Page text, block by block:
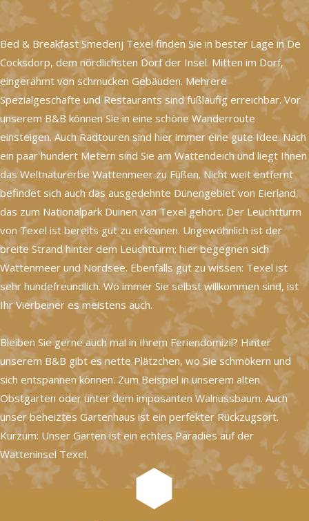
Bed & Breakfast Smederij Texel finden Sie in bester Lage in De
Cocksdorp, dem nördlichsten Dorf der Insel. Mitten im Dorf,
eingerahmt von schmucken Gebäuden. Mehrere
Spezialgeschäfte und Restaurants sind fußläufig erreichbar. Vor
unserem B&B können Sie in eine schöne Wanderroute
einsteigen. Auch Radtouren sind hier immer eine gute Idee. Nach
ein paar hundert Metern sind Sie am Wattendeich und liegt Ihnen
das Weltnaturerbe Wattenmeer zu Füßen. Nicht weit entfernt
befindet sich auch das ausgedehnte Dünengebiet von Eierland,
das zum Nationalpark Duinen van Texel gehört. Der Leuchtturm
von Texel ist bereits gut zu erkennen. Ungewöhnlich ist der
breite Strand hinter dem Leuchtturm; hier begegnen sich
Wattenmeer und Nordsee. Ebenfalls gut zu wissen: Texel ist
sehr hundefreundlich. Wo immer Sie selbst willkommen sind, ist
Ihr Vierbeiner es meistens auch.
Bleiben Sie gerne auch mal in Ihrem Feriendomizil? Hinter
unserem B&B gibt es nette Plätzchen, wo Sie schmökern und
sich entspannen können. Zum Beispiel in unserem alten
Obstgarten oder unter dem imposanten Walnussbaum. Auch
unser beheiztes Gartenhaus ist ein perfekter Rückzugsort.
Kurzum: Unser Garten ist ein echtes Paradies auf der
Watteninsel Texel.